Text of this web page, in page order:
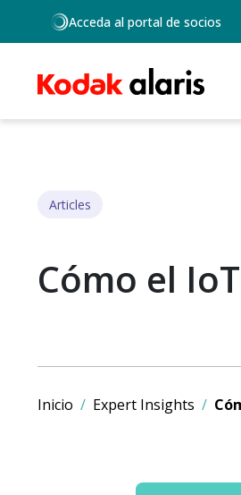
Skip to main content
Acceda al portal de socios
Articles
Cómo el
Inicio Expert Insights